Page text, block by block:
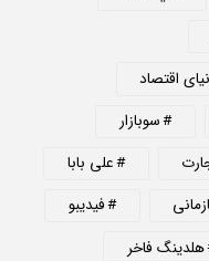
اقتصاد
سوبازار
علی بابا
فیدیبو
هلدینگ فاخر